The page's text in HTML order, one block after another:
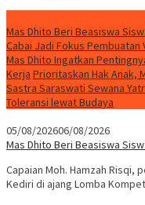
Mas Dhito Beri Beasiswa
Cabai Jadi Fokus Pembuatan
Mas Dhito Ingatkan
Kerja Prioritaskan Hak Anak,
Sastra Saraswati Sewana
Toleransi lewat Budaya
05/08/202606/08/2026
Mas Dhito Beri Beasiswa
Capaian Moh. Hamzah Risqi,
Kediri di ajang Lomba